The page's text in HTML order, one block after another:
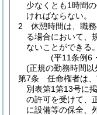
少なくとも1時間
ければならない。
2
休憩時間は、職
る場合において、
ないことができる。
(平11条例6
(正規の勤務時間
第7条
任命権者は
別表第1第13号に
の許可を受けて、
に設備等の保全、